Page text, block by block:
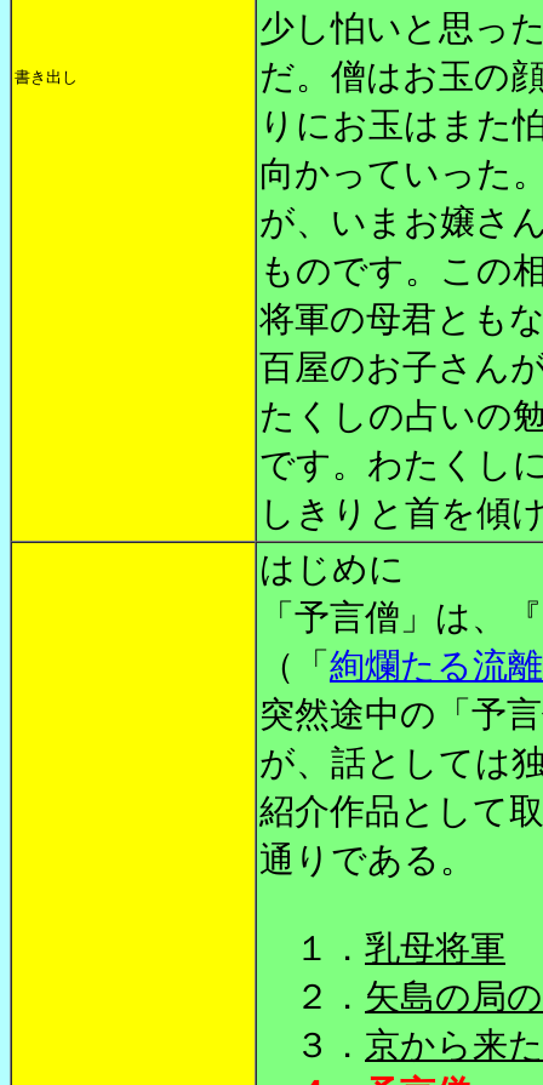
書き出し
少し怕いと思っ
だ。僧はお玉の
りにお玉はまた
向かっていった
が、いまお嬢さ
ものです。この
将軍の母君とも
百屋のお子さん
たくしの占いの
です。わたくし
しきりと首を傾
はじめに
「予言僧」は、
（「 絢爛たる流離
突然途中の「予
が、話としては
紹介作品として
通りである。
１． 乳母将軍
２． 矢島の局
３． 京から来